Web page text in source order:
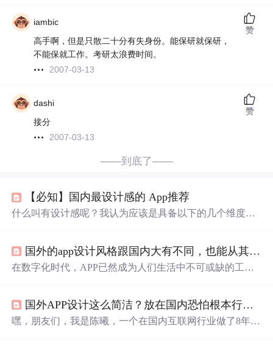
iambic
高手啊，但是只散二十分有失身份。能保研就保研，
不能保就工作。考研太浪费时间。
2007-03-13
赞
dashi
接分
2007-03-13
赞
——到底了——
【必知】国内最设计感的 App推荐
什么叫有设计感呢？我认为应该是具备以下的几个维度的
了也会舍不得删掉。内容 /...
国外的app设计风格跟国内大有不同，也能从其中学到不少
在数字化时代，APP已然成为人们生活中不可或缺的工
国外APP的设计风格与国内存在着明显的差异。这些差异
背后，蕴含着不同的设计理念、用户需求以及文化背景等
国外APP设计这么简洁？放在国内恐怕根本行不通！
嘿，朋友们，我是陈曦，一个在国内互联网行业做了8年产